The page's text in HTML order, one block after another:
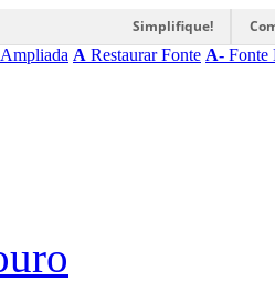
Simplifique!
A Restaurar Fonte A- Fonte